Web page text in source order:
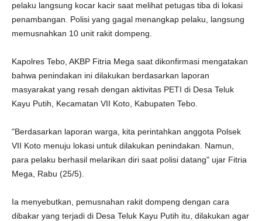
pelaku langsung kocar kacir saat melihat petugas tiba di lokasi
penambangan. Polisi yang gagal menangkap pelaku, langsung
memusnahkan 10 unit rakit dompeng.
Kapolres Tebo, AKBP Fitria Mega saat dikonfirmasi mengatakan
bahwa penindakan ini dilakukan berdasarkan laporan
masyarakat yang resah dengan aktivitas PETI di Desa Teluk
Kayu Putih, Kecamatan VII Koto, Kabupaten Tebo.
"Berdasarkan laporan warga, kita perintahkan anggota Polsek
VII Koto menuju lokasi untuk dilakukan penindakan. Namun,
para pelaku berhasil melarikan diri saat polisi datang" ujar Fitria
Mega, Rabu (25/5).
Ia menyebutkan, pemusnahan rakit dompeng dengan cara
dibakar yang terjadi di Desa Teluk Kayu Putih itu, dilakukan agar